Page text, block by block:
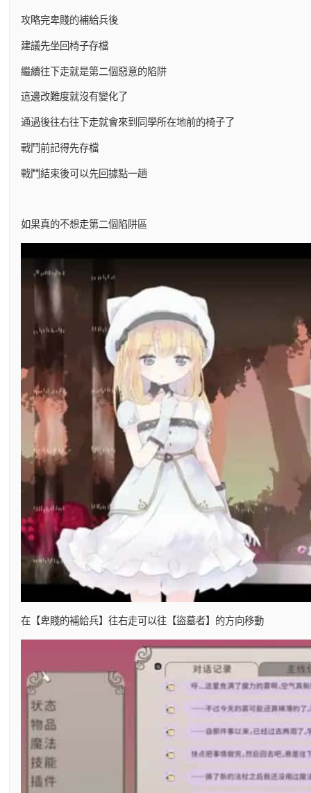
攻略完卑賤的補給兵後
建議先坐回椅子存檔
繼續往下走就是第二個惡意的陷阱
這邊改難度就沒有變化了
通過後往右往下走就會來到同學所在地前的椅子了
戰鬥前記得先存檔
戰鬥結束後可以先回據點一趟
如果真的不想走第二個陷阱區
在【卑賤的補給兵】往右走可以往【盜墓者】的方向移動